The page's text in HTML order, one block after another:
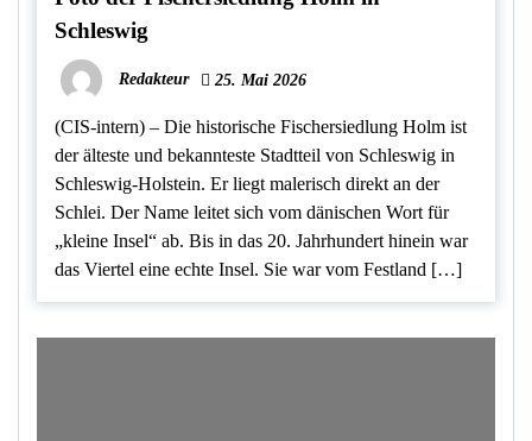
Schleswig
Redakteur 25. Mai 2026
(CIS-intern) – Die historische Fischersiedlung Holm ist
der älteste und bekannteste Stadtteil von Schleswig in
Schleswig-Holstein. Er liegt malerisch direkt an der
Schlei. Der Name leitet sich vom dänischen Wort für
„kleine Insel“ ab. Bis in das 20. Jahrhundert hinein war
das Viertel eine echte Insel. Sie war vom Festland […]